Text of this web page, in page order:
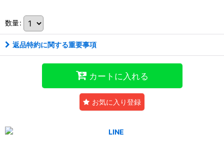
数量:
返品特約に関する重要事項
カートに入れる
お気に入り登録